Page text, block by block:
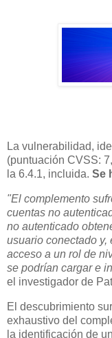
La vulnerabilidad,
(puntuación CVSS:
la 6.4.1, incluida. Se
"El complemento
cuentas no
no autenticado
usuario conectado y,
acceso a un rol de
se podrían cargar e
el investigador de
El descubrimiento
exhaustivo del
la identificación de